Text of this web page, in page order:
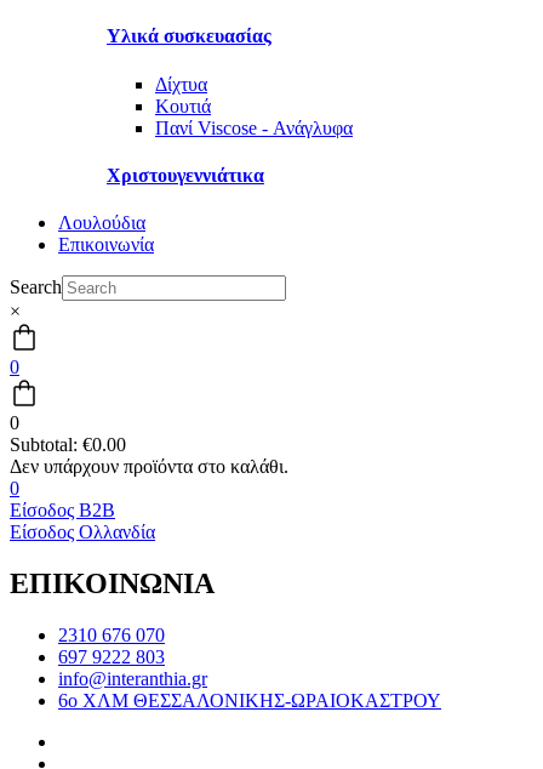
Υλικά συσκευασίας
Δίχτυα
Κουτιά
Πανί Viscose - Ανάγλυφα
Χριστουγεννιάτικα
Λουλούδια
Επικοινωνία
Search
×
0
0
Subtotal: €0.00
0
Είσοδος B2B
Είσοδος Ολλανδία
ΕΠΙΚΟΙΝΩΝΙΑ
2310 676 070
697 9222 803
info@interanthia.gr
6ο ΧΛΜ ΘΕΣΣΑΛΟΝΙΚΗΣ-ΩΡΑΙΟΚΑΣΤΡΟΥ